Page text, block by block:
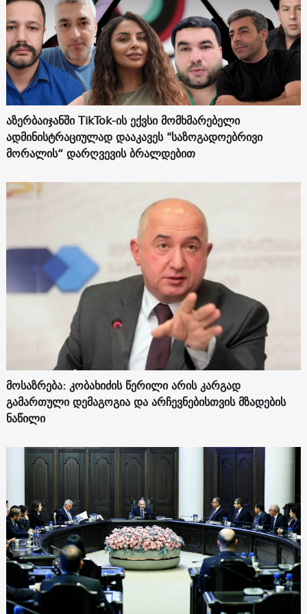
აზერბაიჯანში TikTok-ის ექვსი მომხმარებელი
ადმინისტრაციულად დააკავეს "საზოგადოებრივი
მორალის“ დარღვევის ბრალდებით
მოსაზრება: კობახიძის წერილი არის კარგად
გამართული დემაგოგია და არჩევნებისთვის მზადების
ნაწილი